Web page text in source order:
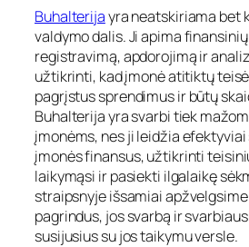
Buhalterijayra neatskiriama bet
valdymo dalis. Ji apima
registravimą, apdorojimą ir
užtikrinti, kad įmonė atitiktų
pagrįstus sprendimus ir būtų
Buhalterija yra svarbi tiek
įmonėms, nes ji leidžia
įmonės finansus, užtikrinti
laikymąsi ir pasiekti ilgalaikę
straipsnyje išsamiai
pagrindus, jos svarbą ir
susijusius su jos taikymu versle.